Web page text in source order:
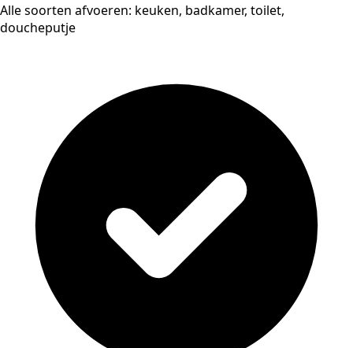
Alle soorten afvoeren: keuken, badkamer, toilet,
doucheputje